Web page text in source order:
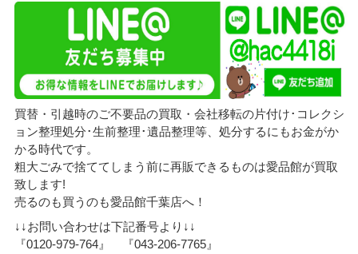
買替・引越時のご不要品の買取・会社移転の片付け･コレクシ
ョン整理処分･生前整理･遺品整理等、処分するにもお金がか
かる時代です。
粗大ごみで捨ててしまう前に再販できるものは愛品館が買取
致します!
売るのも買うのも愛品館千葉店へ！
↓↓お問い合わせは下記番号より↓↓
『0120-979-764』 『043-206-7765』